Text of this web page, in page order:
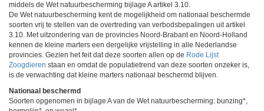
middels de Wet natuurbescherming bijlage A artikel 3.10.
De Wet natuurbescherming kent de mogelijkheid om nationaal beschermde
soorten vrij te stellen van de overtreding van verbodsbepalingen uit artikel
3.10. Met uitzondering van de provincies Noord-Brabant en Noord-Holland
kennen de kleine marters een dergelijke vrijstelling in alle Nederlandse
provincies. Gezien het feit dat deze soorten allen op de Rode Lijst
Zoogdieren staan en omdat de populatietrend van deze soorten onzeker is,
is de verwachting dat kleine marters nationaal beschermd blijven.
Nationaal beschermd
Soorten opgenomen in bijlage A van de Wet natuurbescherming: bunzing*,